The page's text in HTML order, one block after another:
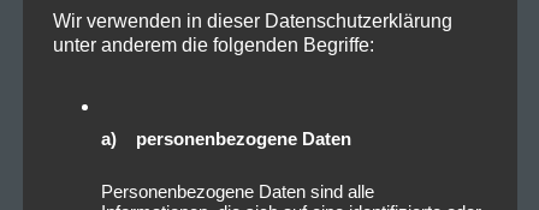
besonderen Künstler mit nach Europa, der bereits
auf der US-Tour begeisterte: David Garibaldi, den
beschreiben kann. Der Performance Artist zeichnet
allabendlich auf der Bühne in Windeseile Porträts von
aus dem Handgelenk, mit ziemlich verblüffenden
Wir verwenden in dieser Datenschutzerklärung
unter anderem die folgenden Begriffe:
a) personenbezogene Daten
Personenbezogene Daten sind alle